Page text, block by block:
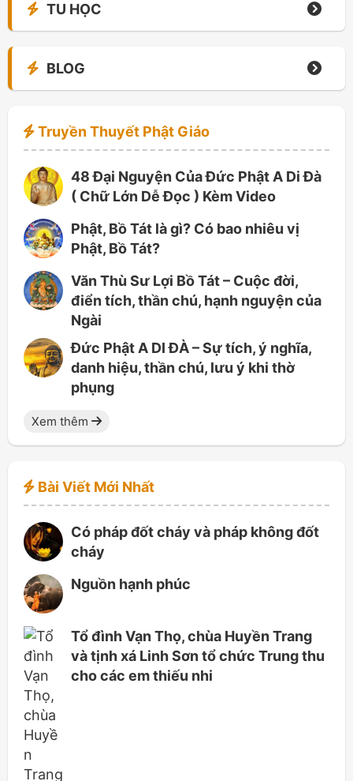
TU HỌC
BLOG
Truyền Thuyết Phật Giáo
48 Đại Nguyện Của Đức Phật A Di Đà
( Chữ Lớn Dễ Đọc ) Kèm Video
Phật, Bồ Tát là gì? Có bao nhiêu vị
Phật, Bồ Tát?
Văn Thù Sư Lợi Bồ Tát – Cuộc đời,
điển tích, thần chú, hạnh nguyện của
Ngài
Đức Phật A DI ĐÀ – Sự tích, ý nghĩa,
danh hiệu, thần chú, lưu ý khi thờ
phụng
Xem thêm
Bài Viết Mới Nhất
Có pháp đốt cháy và pháp không đốt
cháy
Nguồn hạnh phúc
Tổ đình Vạn Thọ, chùa Huyền Trang
và tịnh xá Linh Sơn tổ chức Trung thu
cho các em thiếu nhi